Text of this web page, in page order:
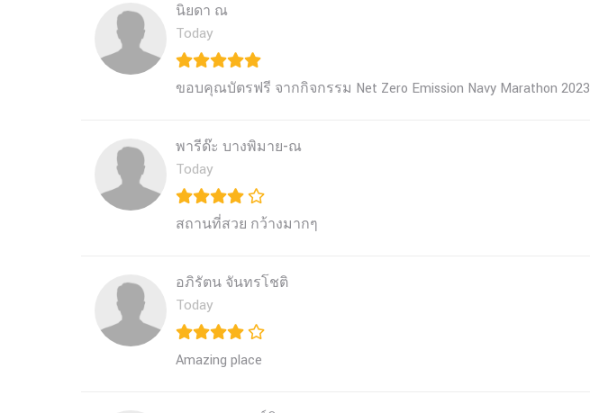
นิยดา ณ
Today
ขอบคุณบัตรฟรี จากกิจกรรม Net Zero Emission Navy Marathon 2023
พารีด๊ะ บางพิมาย-ณ
Today
สถานที่สวย กว้างมากๆ
อภิรัตน จันทรโชติ
Today
Amazing place